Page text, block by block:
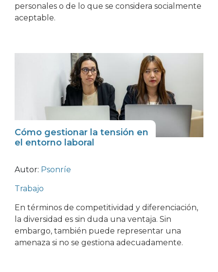
personales o de lo que se considera socialmente
aceptable.
Cómo gestionar la tensión en
el entorno laboral
Autor: Psonríe
Trabajo
En términos de competitividad y diferenciación,
la diversidad es sin duda una ventaja. Sin
embargo, también puede representar una
amenaza si no se gestiona adecuadamente.